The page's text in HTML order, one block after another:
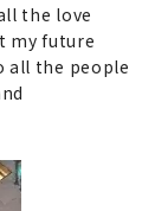
the love
my future
all the people